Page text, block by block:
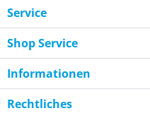
Service
Shop Service
Informationen
Rechtliches